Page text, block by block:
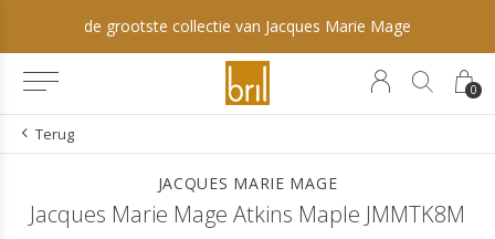
0
de grootste collectie van Jacques Marie Mage
Terug
JACQUES MARIE MAGE
Jacques Marie Mage Atkins Maple JMMTK8M